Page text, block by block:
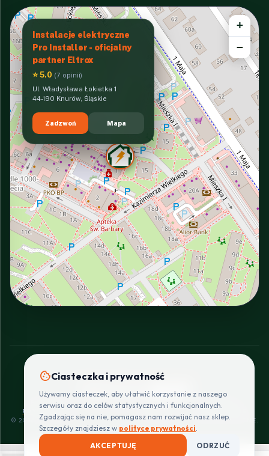
Instalacje elektryczne
Pro Installer - oficjalny
partner Eltrox
⭐ 5.0 (7 opinii)
Ul. Władysława Łokietka 1
44-190 Knurów, Śląskie
Zadzwoń Mapa
+
−
INTERACTIVE VIEW
SZYBKIE I BEZPIECZNE PŁATNOŚCI
POLITYKA
PRYWATNOŚCI
REGULAMIN
CENNIK
DOSTAW
ZWROTY I
REKLAMACJE
© 2026 PROINSTALLER.PL - KNURÓW. WSZYSTKIE PRAWA ZASTRZEŻONE.
cookieCiasteczka i prywatność
Używamy ciasteczek, aby ułatwić korzystanie z naszego
serwisu oraz do celów statystycznych i funkcjonalnych.
Zgadzając się na nie, pomagasz nam rozwijać nasz sklep.
Szczegóły znajdziesz w polityce prywatności.
AKCEPTUJĘ
ODRZUĆ